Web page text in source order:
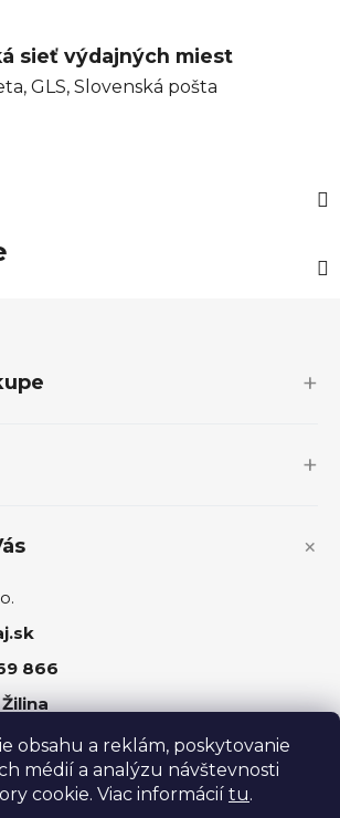
obsahu a reklám, poskytovanie
médií a analýzu návštevnosti
cookie. Viac informácií tu.
sieť výdajných miest
GLS, Slovenská pošta
866